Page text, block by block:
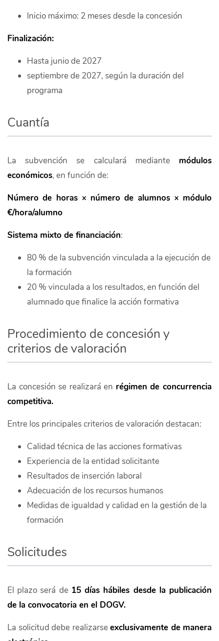
Inicio máximo: 2 meses desde la concesión
Finalización:
Hasta junio de 2027
septiembre de 2027, según la duración del
programa
Cuantía
La subvención se calculará mediante módulos
económicos, en función de:
Número de horas × número de alumnos × módulo
€/hora/alumno
Sistema mixto de financiación:
80 % de la subvención vinculada a la ejecución de
la formación
20 % vinculada a los resultados, en función del
alumnado que finalice la acción formativa
Procedimiento de concesión y
criterios de valoración
La concesión se realizará en régimen de concurrencia
competitiva.
Entre los principales criterios de valoración destacan:
Calidad técnica de las acciones formativas
Experiencia de la entidad solicitante
Resultados de inserción laboral
Adecuación de los recursos humanos
Medidas de igualdad y calidad en la gestión de la
formación
Solicitudes
El plazo será de 15 días hábiles desde la publicación
de la convocatoria en el DOGV.
La solicitud debe realizarseexclusivamente de manera